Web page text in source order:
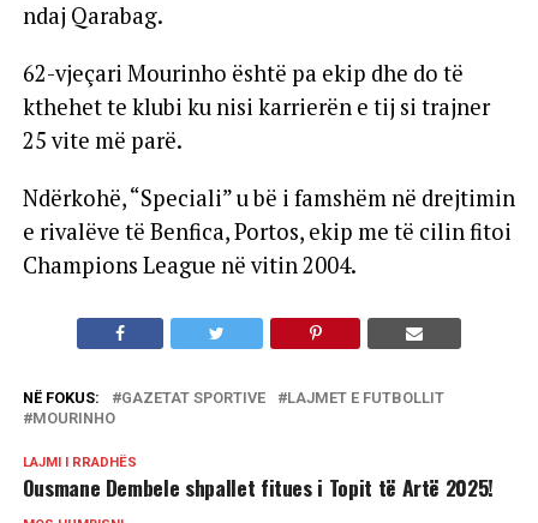
ndaj Qarabag.
62-vjeçari Mourinho është pa ekip dhe do të
kthehet te klubi ku nisi karrierën e tij si trajner
25 vite më parë.
Ndërkohë, “Speciali” u bë i famshëm në drejtimin
e rivalëve të Benfica, Portos, ekip me të cilin fitoi
Champions League në vitin 2004.
NË FOKUS: GAZETAT SPORTIVE
LAJMET E FUTBOLLIT
MOURINHO
LAJMI I RRADHËS
Ousmane Dembele shpallet fitues i Topit të Artë 2025!